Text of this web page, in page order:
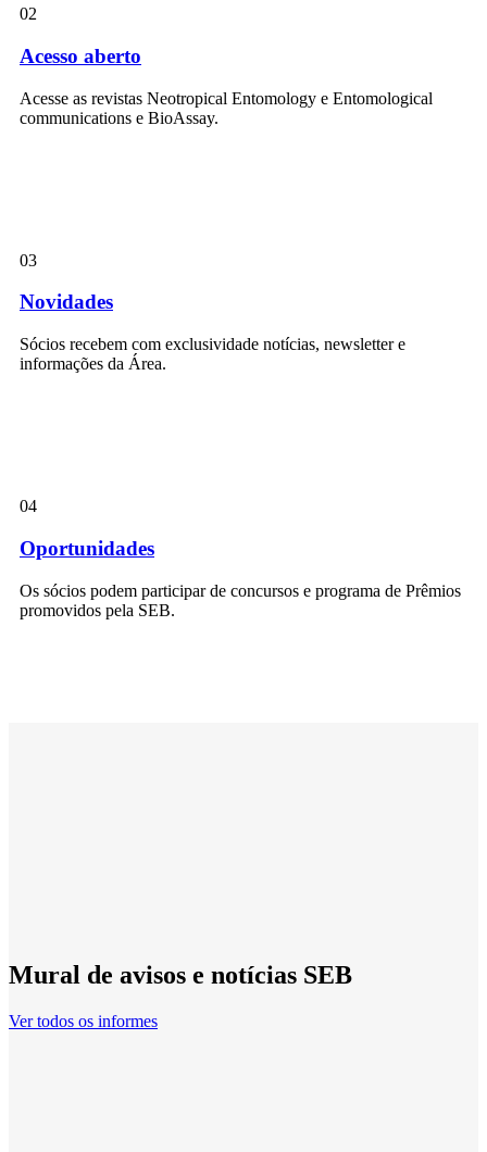
02
Acesso aberto
Acesse as revistas Neotropical Entomology e Entomological
communications e BioAssay.
03
Novidades
Sócios recebem com exclusividade notícias, newsletter e
informações da Área.
04
Oportunidades
Os sócios podem participar de concursos e programa de Prêmios
promovidos pela SEB.
Mural de avisos e notícias SEB
Ver todos os informes